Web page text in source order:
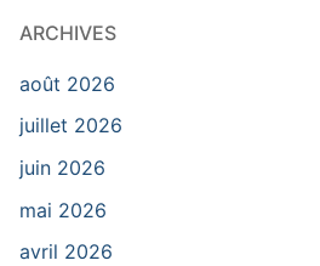
ARCHIVES
août 2026
juillet 2026
juin 2026
mai 2026
avril 2026